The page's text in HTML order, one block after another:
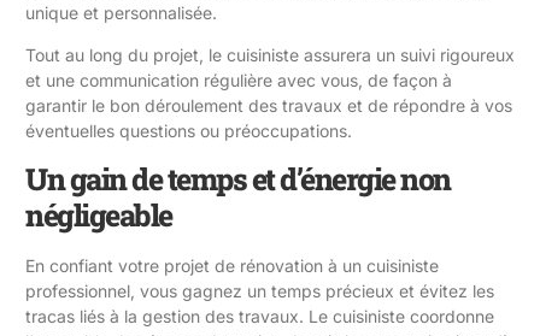
unique et personnalisée.
Tout au long du projet, le cuisiniste assurera un suivi rigoureux
et une communication régulière avec vous, de façon à
garantir le bon déroulement des travaux et de répondre à vos
éventuelles questions ou préoccupations.
Un gain de temps et d’énergie non
négligeable
En confiant votre projet de rénovation à un cuisiniste
professionnel, vous gagnez un temps précieux et évitez les
tracas liés à la gestion des travaux. Le cuisiniste coordonne